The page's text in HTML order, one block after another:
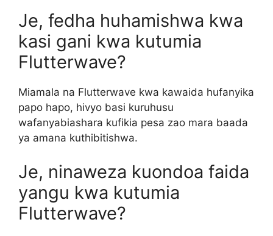
Je, fedha huhamishwa kwa
kasi gani kwa kutumia
Flutterwave?
Miamala na Flutterwave kwa kawaida hufanyika
papo hapo, hivyo basi kuruhusu
wafanyabiashara kufikia pesa zao mara baada
ya amana kuthibitishwa.
Je, ninaweza kuondoa faida
yangu kwa kutumia
Flutterwave?